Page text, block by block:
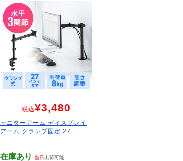
税込¥3,480
モニターアーム ディスプレイ
アーム クランプ固定 27...
在庫あり 当日出荷可能